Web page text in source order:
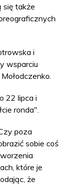
także
i
wsparciu
22 lipca i
ronda".
poza
sobie coś
które je
że